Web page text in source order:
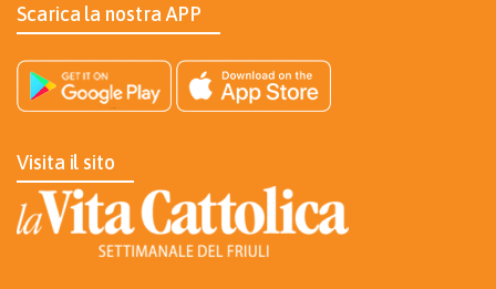
Scarica la nostra APP
Visita il sito